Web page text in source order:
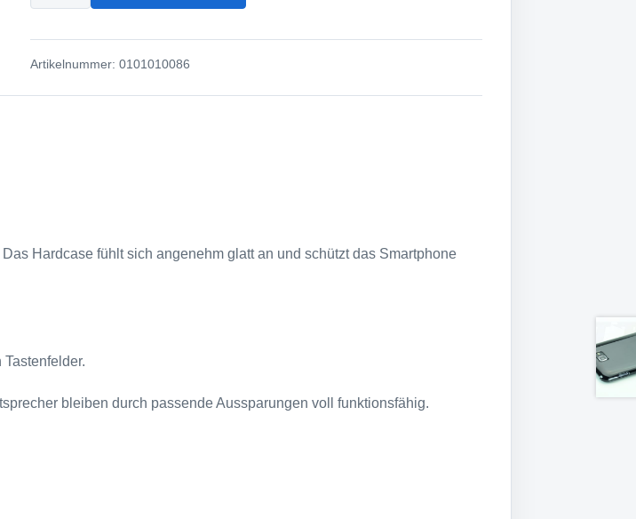
Grün
für
Artikelnummer:0101010086
Hardcase fühlt sich angenehm glatt an und schützt das Smartphone
bleiben durch passende Aussparungen voll funktionsfähig.